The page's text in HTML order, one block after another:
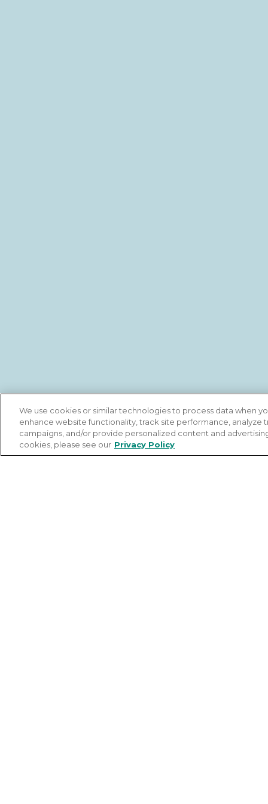
We use cookies or similar technologies to process data when
enhance website functionality, track site performance, analyze
campaigns, and/or provide personalized content and
cookies, please see our Privacy Policy